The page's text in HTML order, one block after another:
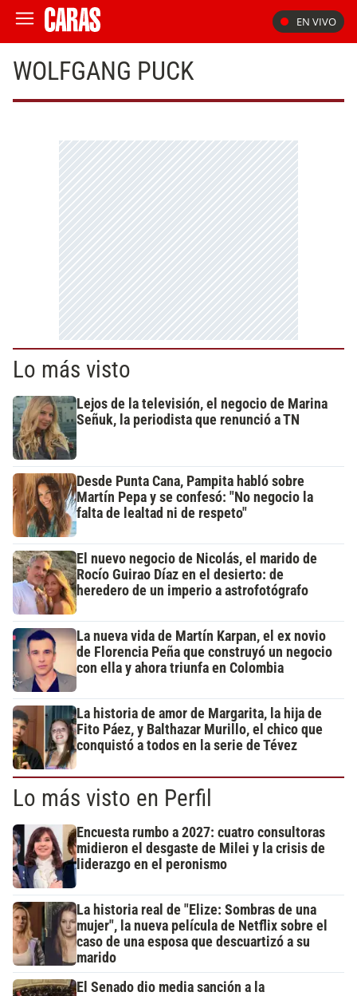
EN VIVO
WOLFGANG PUCK
Lo más visto
Lejos de la televisión, el negocio de Marina
Señuk, la periodista que renunció a TN
Desde Punta Cana, Pampita habló sobre
Martín Pepa y se confesó: "No negocio la
falta de lealtad ni de respeto"
El nuevo negocio de Nicolás, el marido de
Rocío Guirao Díaz en el desierto: de
heredero de un imperio a astrofotógrafo
La nueva vida de Martín Karpan, el ex novio
de Florencia Peña que construyó un negocio
con ella y ahora triunfa en Colombia
La historia de amor de Margarita, la hija de
Fito Páez, y Balthazar Murillo, el chico que
conquistó a todos en la serie de Tévez
Lo más visto en Perfil
Encuesta rumbo a 2027: cuatro consultoras
midieron el desgaste de Milei y la crisis de
liderazgo en el peronismo
La historia real de "Elize: Sombras de una
mujer", la nueva película de Netflix sobre el
caso de una esposa que descuartizó a su
marido
El Senado dio media sanción a la